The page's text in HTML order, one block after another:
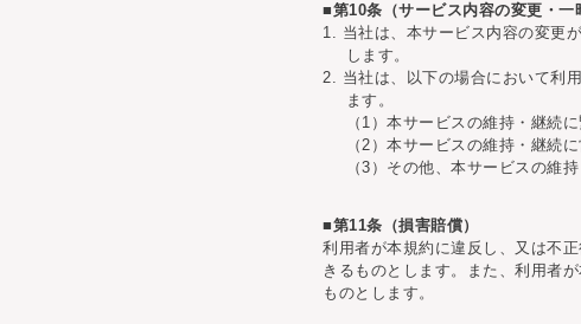
■第10条（サービス内容の変更・一
1. 当社は、本サービス内容の変更
します。
2. 当社は、以下の場合において利
ます。
（1）本サービスの維持・継続
（2）本サービスの維持・継続
（3）その他、本サービスの維
■第11条（損害賠償）
利用者が本規約に違反し、又は不
きるものとします。また、利用者
ものとします。